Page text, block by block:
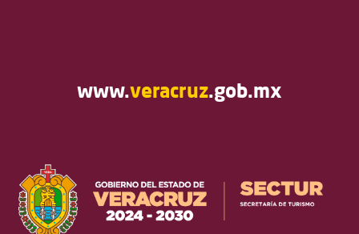
www.veracruz.gob.mx